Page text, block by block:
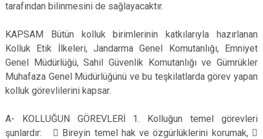
tarafından bilinmesini de sağlayacaktır.
KAPSAM Bütün kolluk birimlerinin katkılarıyla hazırlanan
Kolluk Etik İlkeleri, Jandarma Genel Komutanlığı, Emniyet
Genel Müdürlüğü, Sahil Güvenlik Komutanlığı ve Gümrükler
Muhafaza Genel Müdürlüğünü ve bu teşkilatlarda görev yapan
kolluk görevlilerini kapsar.
A- KOLLUĞUN GÖREVLERİ 1. Kolluğun temel görevleri
şunlardır:  Bireyin temel hak ve özgürlüklerini korumak, 